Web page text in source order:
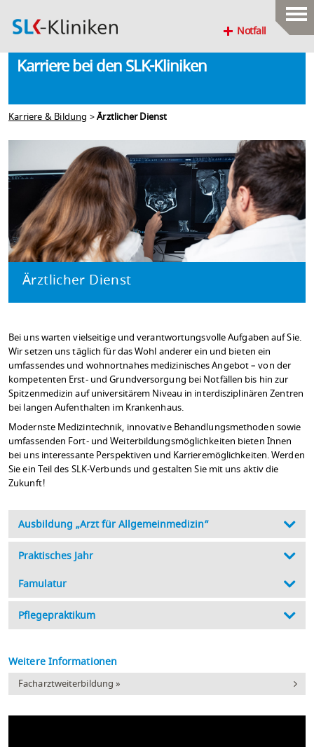
Notfall
Karriere bei den SLK-Kliniken
Karriere & Bildung >Ärztlicher Dienst
Ärztlicher Dienst
Bei uns warten vielseitige und verantwortungsvolle Aufgaben auf Sie.
Wir setzen uns täglich für das Wohl anderer ein und bieten ein
umfassendes und wohnortnahes medizinisches Angebot – von der
kompetenten Erst- und Grundversorgung bei Notfällen bis hin zur
Spitzenmedizin auf universitärem Niveau in interdisziplinären Zentren
bei langen Aufenthalten im Krankenhaus.
Modernste Medizintechnik, innovative Behandlungsmethoden sowie
umfassenden Fort- und Weiterbildungsmöglichkeiten bieten Ihnen
bei uns interessante Perspektiven und Karrieremöglichkeiten. Werden
Sie ein Teil des SLK-Verbunds und gestalten Sie mit uns aktiv die
Zukunft!
Ausbildung „Arzt für Allgemeinmedizin“
Praktisches Jahr
Famulatur
Pflegepraktikum
Weitere Informationen
Facharztweiterbildung »